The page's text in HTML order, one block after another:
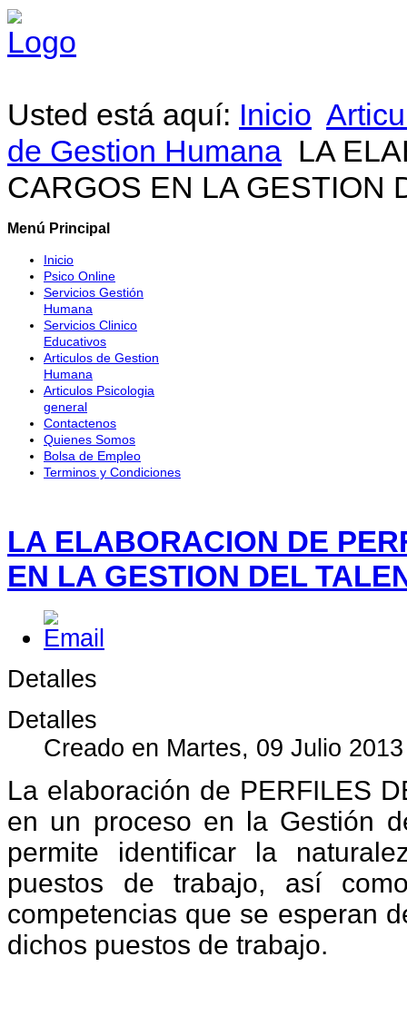
Usted está aquí: Inicio
de Gestion Humana LA
CARGOS EN LA GESTION
Menú Principal
Inicio
Psico Online
Servicios Gestión
Humana
Servicios Clinico
Educativos
Articulos de Gestion
Humana
Articulos Psicologia
general
Contactenos
Quienes Somos
Bolsa de Empleo
Terminos y Condiciones
LA ELABORACION DE
EN LA GESTION DEL
Detalles
Detalles
Creado en Martes, 09 Julio
La elaboración de PERFILES
en un proceso en la Gestión
permite identificar la
puestos de trabajo, así
competencias que se esperan
dichos puestos de trabajo.